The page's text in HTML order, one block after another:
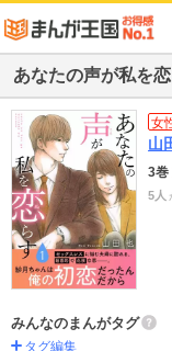
あなたの声が私を
女
山
3巻
5人
みんなのまんがタグ
タグ編集